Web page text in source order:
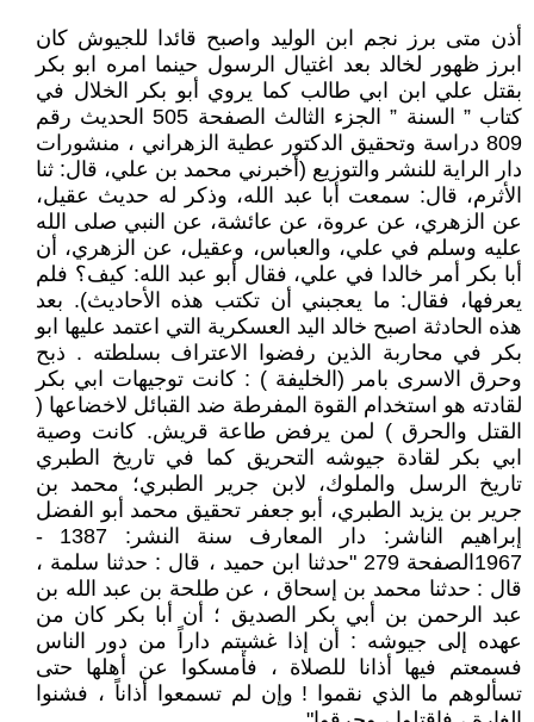
أذن متى برز نجم ابن الوليد واصبح قائدا للجيوش كان
ابرز ظهور لخالد بعد اغتيال الرسول حينما امره ابو بكر
بقتل علي ابن ابي طالب كما يروي أبو بكر الخلال في
كتاب ” السنة ” الجزء الثالث الصفحة 505 الحديث رقم
809 دراسة وتحقيق الدكتور عطية الزهراني ، منشورات
دار الراية للنشر والتوزيع (أخبرني محمد بن علي، قال: ثنا
الأثرم، قال: سمعت أبا عبد الله، وذكر له حديث عقيل،
عن الزهري، عن عروة، عن عائشة، عن النبي صلى الله
عليه وسلم في علي، والعباس، وعقيل، عن الزهري، أن
أبا بكر أمر خالدا في علي، فقال أبو عبد الله: كيف؟ فلم
يعرفها، فقال: ما يعجبني أن تكتب هذه الأحاديث). بعد
هذه الحادثة اصبح خالد اليد العسكرية التي اعتمد عليها ابو
بكر في محاربة الذين رفضوا الاعتراف بسلطته . ذبح
وحرق الاسرى بامر (الخليفة ) : كانت توجيهات ابي بكر
لقادته هو استخدام القوة المفرطة ضد القبائل لاخضاعها (
القتل والحرق ) لمن يرفض طاعة قريش. كانت وصية
ابي بكر لقادة جيوشه التحريق كما في تاريخ الطبري
تاريخ الرسل والملوك، لابن جرير الطبري؛ محمد بن
جرير بن يزيد الطبري، أبو جعفر تحقيق محمد أبو الفضل
إبراهيم الناشر: دار المعارف سنة النشر: 1387 -
1967الصفحة 279 "حدثنا ابن حميد ، قال : حدثنا سلمة ،
قال : حدثنا محمد بن إسحاق ، عن طلحة بن عبد الله بن
عبد الرحمن بن أبي بكر الصديق ؛ أن أبا بكر كان من
عهده إلى جيوشه : أن إذا غشيتم داراً من دور الناس
فسمعتم فيها أذانا للصلاة ، فأمسكوا عن أهلها حتى
تسألوهم ما الذي نقموا ! وإن لم تسمعوا أذاناً ، فشنوا